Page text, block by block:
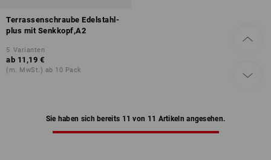
Terrassenschraube Edelstahl-
plus mit Senkkopf,A2
5 Varianten
ab 11,19 €
(m. MwSt.) ab 10 Pack
Sie haben sich bereits 11 von 11 Artikeln angesehen.